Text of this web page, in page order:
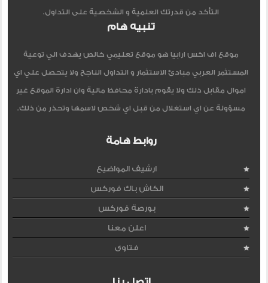
التأكد من قدرتك العلمية و الشخصية على التداول.
تنبيه هام
موقع اف اكس ارابيا هو موقع تعليمي خالص يهدف الي توعية
المستثمر العربي مبادئ الاستثمار و التداول الناجح ولا يتحصل علي اي
اموال مقابل ذلك ولا يقوم بادارة محافظ مالية وان ادارة الموقع غير
مسؤولة عن اي استغلال من قبل اي شخص لاسمها وتحذر من ذلك.
روابط هامة
ارشيف المواضيع
الكاش باك فوركس
بورصة فوركس
اعلن معنا
فتاوى